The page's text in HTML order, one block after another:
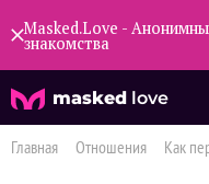
Masked.Love -
знакомства
masked love
Главная Отношения
Как